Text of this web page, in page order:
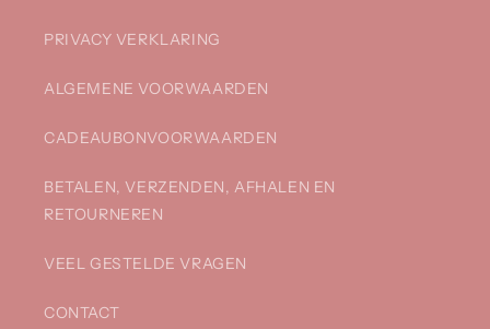
PRIVACY VERKLARING
ALGEMENE VOORWAARDEN
CADEAUBONVOORWAARDEN
BETALEN, VERZENDEN, AFHALEN EN
RETOURNEREN
VEEL GESTELDE VRAGEN
CONTACT